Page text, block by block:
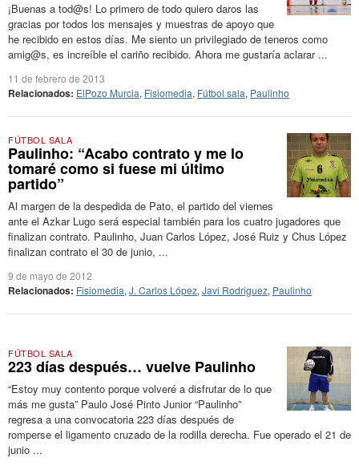
¡Buenas a tod@s! Lo primero de todo quiero daros las
gracias por todos los mensajes y muestras de apoyo que
he recibido en estos días. Me siento un privilegiado de teneros como
amig@s, es increíble el cariño recibido. Ahora me gustaría aclarar ...
11 de febrero de 2013
Relacionados: ElPozo Murcia, Fisiomedia, Fútbol sala, Paulinho
FÚTBOL SALA
Paulinho: “Acabo contrato y me lo
tomaré como si fuese mi último
partido”
Al margen de la despedida de Pato, el partido del viernes
ante el Azkar Lugo será especial también para los cuatro jugadores que
finalizan contrato. Paulinho, Juan Carlos López, José Ruiz y Chus López
finalizan contrato el 30 de junio, ...
9 de mayo de 2012
Relacionados: Fisiomedia, J. Carlos López, Javi Rodriguez, Paulinho
FÚTBOL SALA
223 días después… vuelve Paulinho
“Estoy muy contento porque volveré a disfrutar de lo que
más me gusta” Paulo José Pinto Junior “Paulinho”
regresa a una convocatoria 223 días después de
romperse el ligamento cruzado de la rodilla derecha. Fue operado el 21 de
junio ...